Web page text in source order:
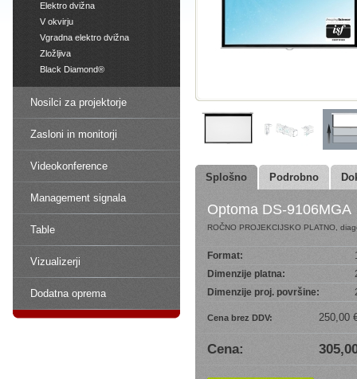
Elektro dvižna
V okvirju
Vgradna elektro dvižna
Zložljiva
Black Diamond®
Nosilci za projektorje
Zasloni in monitorji
Videokonference
Management signala
Table
Vizualizerji
Dodatna oprema
Splošno Podrobno
Optoma DS-9106MGA
ROČNO PROJEKCIJSKO PLATNO,
Format:
Dimenzije platna:
Dimenzije proj. površine:
Cena brez DDV: 250,00
Cena: